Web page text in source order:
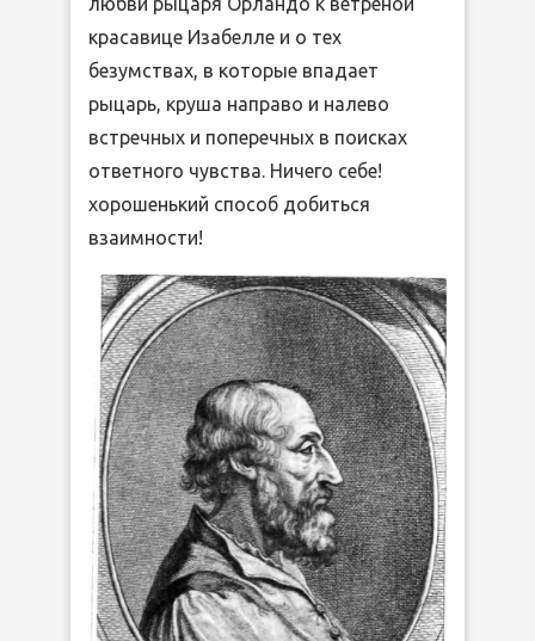
красавице Изабелле и о тех
безумствах, в которые впадает
рыцарь, круша направо и налево
встречных и поперечных в поисках
ответного чувства. Ничего себе!
хорошенький способ добиться
взаимности!